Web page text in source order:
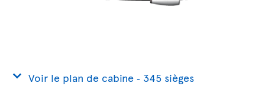
Voir le plan de cabine ‐ 345 sièges